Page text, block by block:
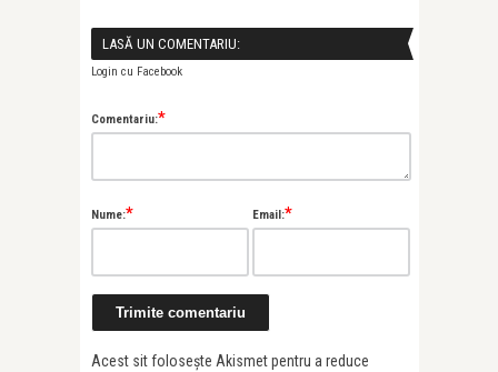
LASĂ UN COMENTARIU:
Login cu Facebook
Comentariu:*
Nume:* Email:*
Acest sit folosește Akismet pentru a reduce